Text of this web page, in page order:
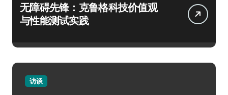
无障碍先锋：克鲁格科技价值观
与性能测试实践
访谈